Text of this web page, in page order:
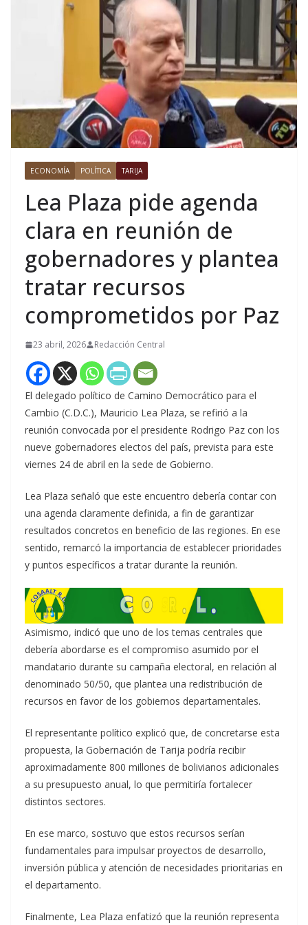
ECONOMÍA POLÍTICA TARIJA
Lea Plaza pide agenda
clara en reunión de
gobernadores y plantea
tratar recursos
comprometidos por Paz
23 abril, 2026 Redacción Central
El delegado político de Camino Democrático para el
Cambio (C.D.C.), Mauricio Lea Plaza, se refirió a la
reunión convocada por el presidente Rodrigo Paz con los
nueve gobernadores electos del país, prevista para este
viernes 24 de abril en la sede de Gobierno.
Lea Plaza señaló que este encuentro debería contar con
una agenda claramente definida, a fin de garantizar
resultados concretos en beneficio de las regiones. En ese
sentido, remarcó la importancia de establecer prioridades
y puntos específicos a tratar durante la reunión.
Asimismo, indicó que uno de los temas centrales que
debería abordarse es el compromiso asumido por el
mandatario durante su campaña electoral, en relación al
denominado 50/50, que plantea una redistribución de
recursos en favor de los gobiernos departamentales.
El representante político explicó que, de concretarse esta
propuesta, la Gobernación de Tarija podría recibir
aproximadamente 800 millones de bolivianos adicionales
a su presupuesto anual, lo que permitiría fortalecer
distintos sectores.
En ese marco, sostuvo que estos recursos serían
fundamentales para impulsar proyectos de desarrollo,
inversión pública y atención de necesidades prioritarias en
el departamento.
Finalmente, Lea Plaza enfatizó que la reunión representa